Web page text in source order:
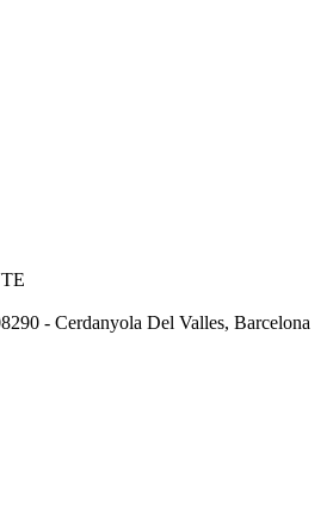
- Cerdanyola Del Valles, Barcelona